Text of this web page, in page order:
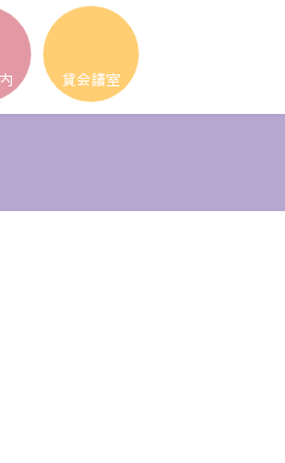
ア
イ
コ
ン
リ
ン